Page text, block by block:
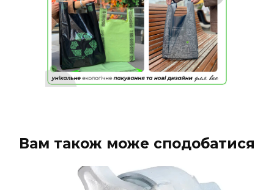
Вам також може сподобатися